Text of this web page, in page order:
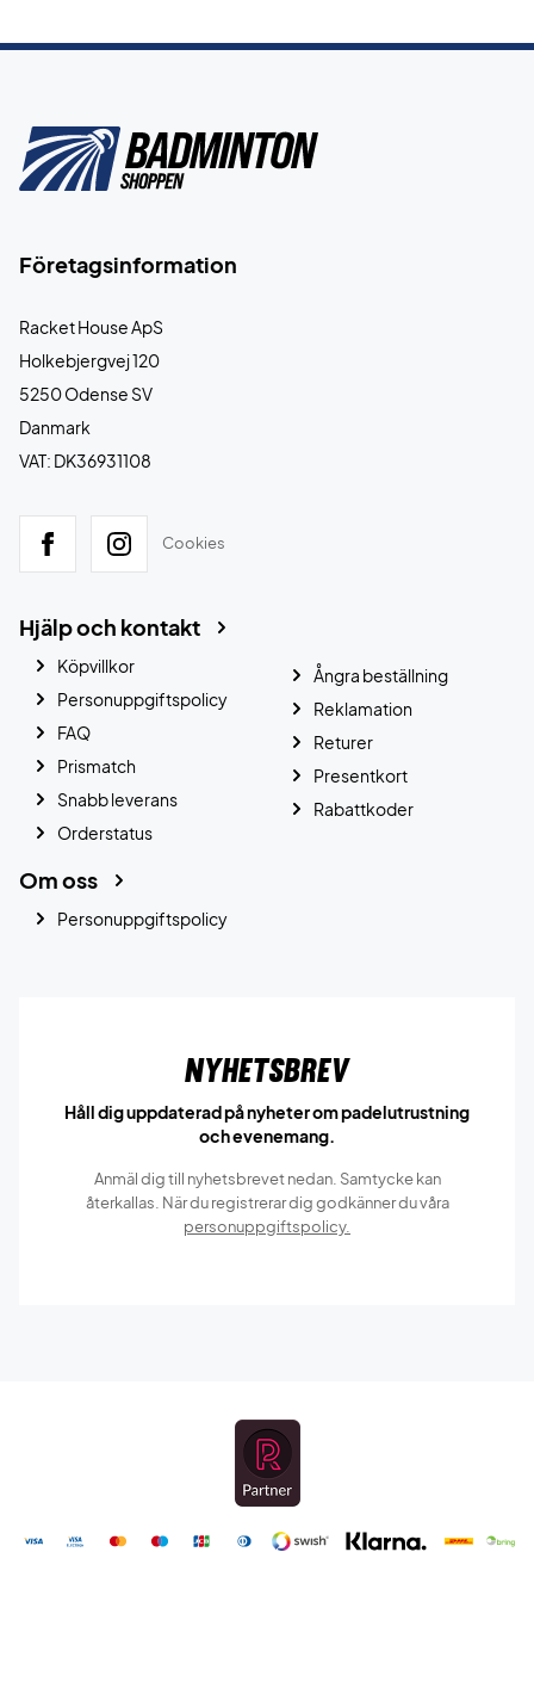
Företagsinformation
Racket House ApS
Holkebjergvej 120
5250 Odense SV
Danmark
VAT: DK36931108
Cookies
Hjälp och kontakt
Köpvillkor
Personuppgiftspolicy
FAQ
Prismatch
Snabb leverans
Orderstatus
Ångra beställning
Reklamation
Returer
Presentkort
Rabattkoder
Om oss
Personuppgiftspolicy
Nyhetsbrev
Håll dig uppdaterad på nyheter om padelutrustning
och evenemang.
Anmäl dig till nyhetsbrevet nedan. Samtycke kan
återkallas. När du registrerar dig godkänner du våra
personuppgiftspolicy.